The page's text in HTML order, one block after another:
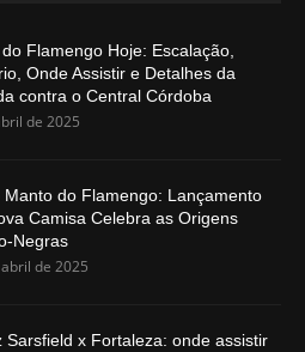
Flamengo Hoje: Escalação,
Onde Assistir e Detalhes da
contra o Central Córdoba
de 2025
Manto do Flamengo: Lançamento
Camisa Celebra as Origens
Negras
de 2025
Sarsfield x Fortaleza: onde assistir